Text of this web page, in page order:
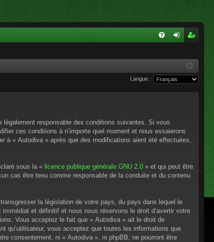
xi
cri
pti
Langue :
responsable des conditions suivantes. Si vous
ces conditions à n’importe quel moment et nous essaierons
à « Autodiva » après que des modifications aient été effectuées,
sous la « licence publique générale GNU 2.0 » et qui peut être
cas être tenu comme responsable de la conduite et du contenu
la législation de votre pays, du pays dans lequel le
et définitif et nous nous réservons le droit d’avertir votre
Vous acceptez le fait que « Autodiva » ait le droit de
qu’utilisateur, vous acceptez que toutes les informations que
consentement, ni « Autodiva », ni phpBB, ne pourront être